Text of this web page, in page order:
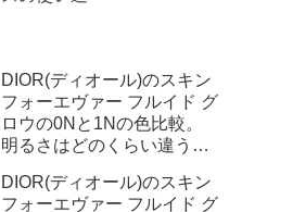
DIOR(ディオール)のスキン
フォーエヴァー フルイド グ
ロウの0Nと1Nの色比較。
明るさはどのくらい違う
DIOR(ディオール)のスキン
フォーエヴァー フルイド グ